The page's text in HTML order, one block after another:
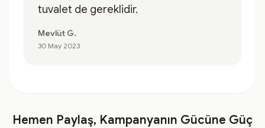
tuvalet de gereklidir.
Mevlüt G.
30 May 2023
Hemen Paylaş, Kampanyanın Gücüne Güç